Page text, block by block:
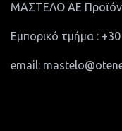
ΜΑΣΤΕΛΟ ΑΕ
Εμπορικό τμήμα :
email: